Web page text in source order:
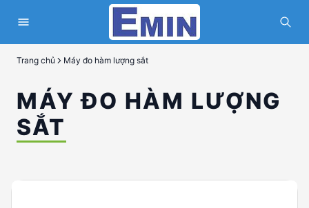
Trang chủ Máy đo hàm lượng sắt
MÁY ĐO HÀM LƯỢNG
SẮT